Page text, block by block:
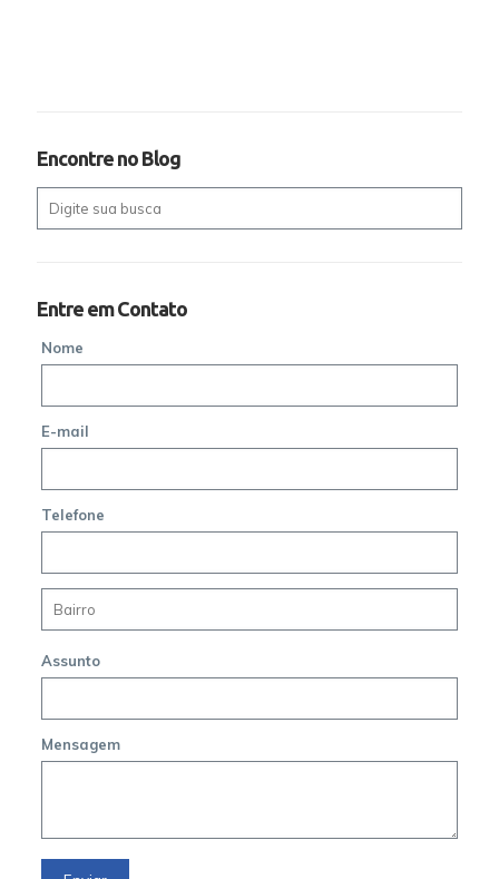
Encontre no Blog
Entre em Contato
Nome
E-mail
Telefone
Assunto
Mensagem